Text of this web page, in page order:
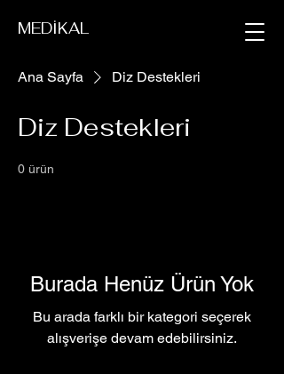
MEDİKAL
Ana Sayfa Diz Destekleri
Diz Destekleri
0 ürün
Burada Henüz Ürün Yok
Bu arada farklı bir kategori seçerek
alışverişe devam edebilirsiniz.